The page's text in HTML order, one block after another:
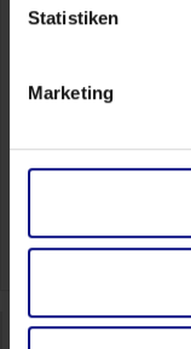
Statistiken
Marketing
30 minuti
per scoprire